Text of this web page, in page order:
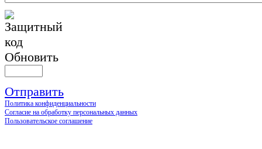
Обновить
Отправить
Политика конфиденциальности
Согласие на обработку персональных данных
Пользовательское соглашение